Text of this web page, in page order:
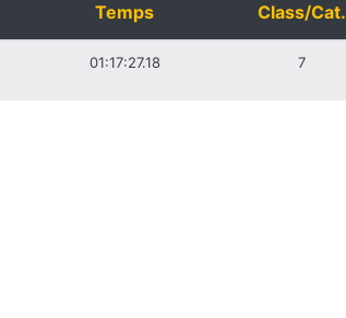
Temps Class/Cat.
01:17:27.18 7